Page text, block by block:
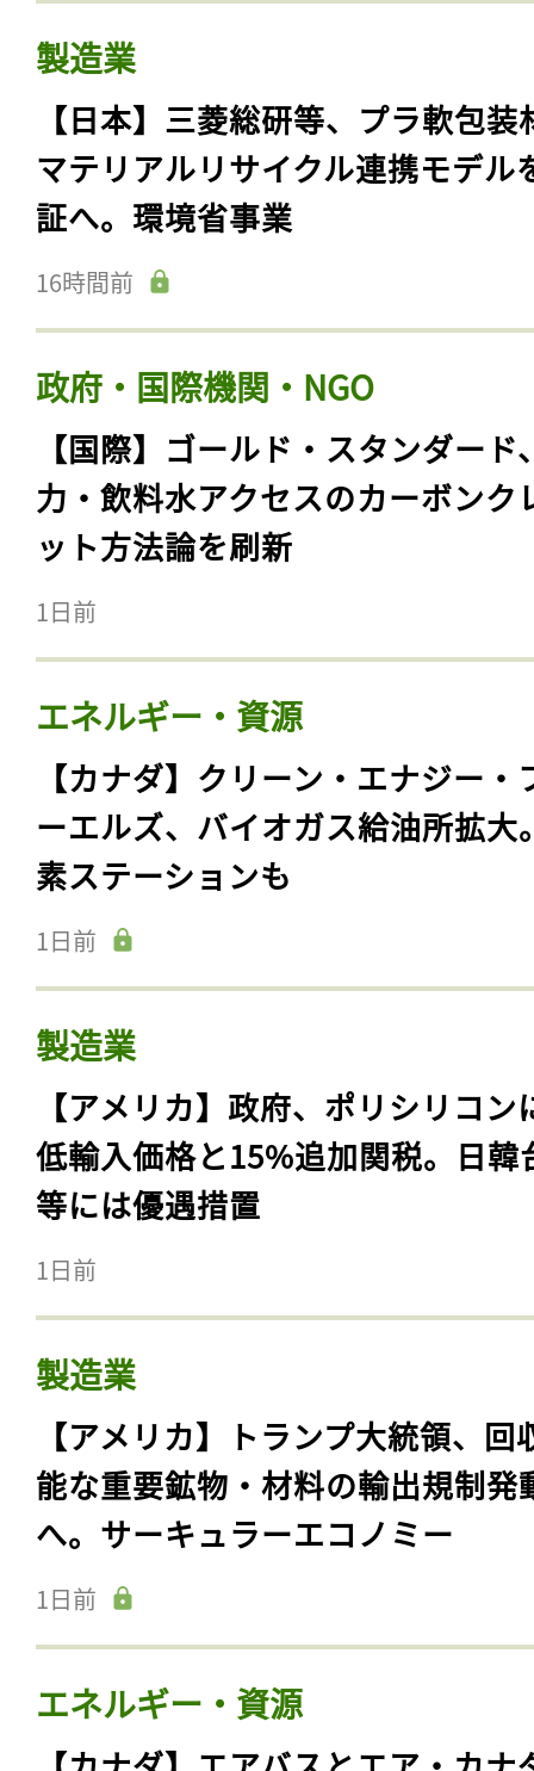
製造業
【日本】三菱総研等、プラ軟包装
マテリアルリサイクル連携モデル
証へ。環境省事業
16時間前
政府・国際機関・NGO
【国際】ゴールド・スタンダード
力・飲料水アクセスのカーボンク
ット方法論を刷新
1日前
エネルギー・資源
【カナダ】クリーン・エナジー・
ーエルズ、バイオガス給油所拡大
素ステーションも
1日前
製造業
【アメリカ】政府、ポリシリコン
低輸入価格と15%追加関税。日韓
等には優遇措置
1日前
製造業
【アメリカ】トランプ大統領、回
能な重要鉱物・材料の輸出規制発
へ。サーキュラーエコノミー
1日前
エネルギー・資源